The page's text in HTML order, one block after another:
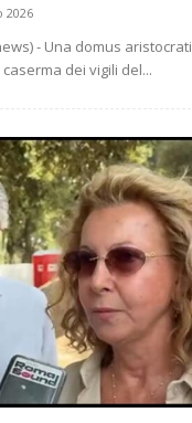
2026
- Una domus
dei vigili del...